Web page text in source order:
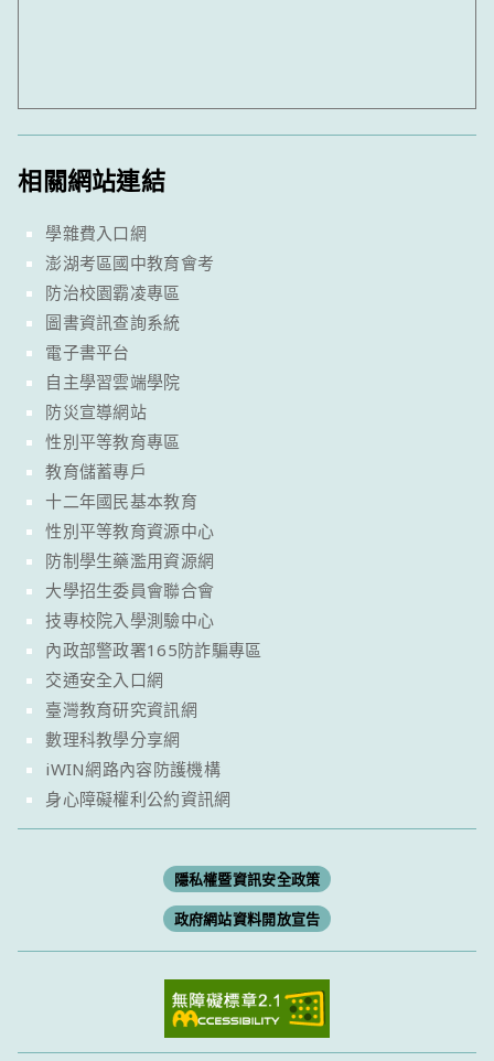
相關網站連結
學雜費入口網
澎湖考區國中教育會考
防治校園霸凌專區
圖書資訊查詢系統
電子書平台
自主學習雲端學院
防災宣導網站
性別平等教育專區
教育儲蓄專戶
十二年國民基本教育
性別平等教育資源中心
防制學生藥濫用資源網
大學招生委員會聯合會
技專校院入學測驗中心
內政部警政署165防詐騙專區
交通安全入口網
臺灣教育研究資訊網
數理科教學分享網
iWIN網路內容防護機構
身心障礙權利公約資訊網
隱私權暨資訊安全政策
政府網站資料開放宣告